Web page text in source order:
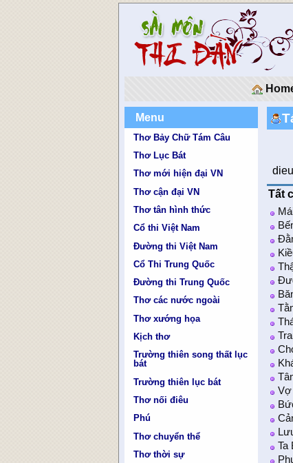
Menu
Thơ Bảy Chữ Tám Câu
Thơ Lục Bát
Thơ mới hiện đại VN
Thơ cận đại VN
Thơ tân hình thức
Cổ thi Việt Nam
Đường thi Việt Nam
Cổ Thi Trung Quốc
Đường thi Trung Quốc
Thơ các nước ngoài
Thơ xướng họa
Kịch thơ
Trường thiên song thất lục
bát
Trường thiên lục bát
Thơ nối điêu
Phú
Thơ chuyển thể
Thơ thời sự
Tất
Vợ
Ta